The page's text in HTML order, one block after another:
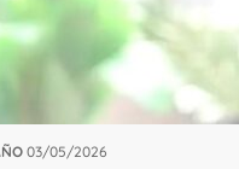
03/05/2026